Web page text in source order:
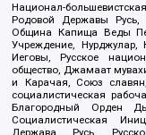
Национал-
Родовой Державы Русь,
Община Капища Веды
Учреждение,
Иеговы, Русское
общество, Джамаат
и Карачая, Союз
социалистическая
Благородный Орден
Социалистическая